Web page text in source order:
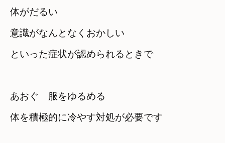
体がだるい
意識がなんとなくおかしい
といった症状が認められるときで
あおぐ　服をゆるめる
体を積極的に冷やす対処が必要です